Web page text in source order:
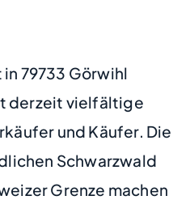
79733 Görwihl
derzeit vielfältige
und Käufer. Die
Schwarzwald
Grenze machen